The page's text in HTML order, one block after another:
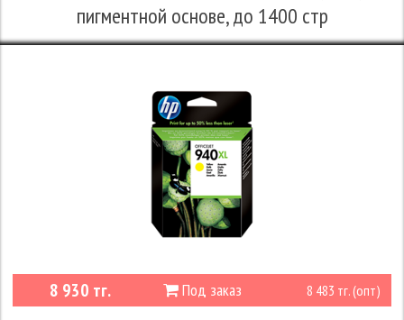
пигментной основе, до 1400 стр
Под заказ
8 930 тг. 8 483 тг. (опт)